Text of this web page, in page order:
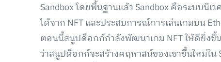
Sandbox โดยพื้นฐานแล้ว Sandbox คือระบบนิ
ได้จาก NFT และประสบการณ์การเล่นเกมบน
ตอนนี้สนูปด็อกก์กำลังพัฒนาเกม NFT ให้ดียิ่งขึ้
ว่าสนูปด็อกก์จะสร้างคฤหาสน์ของเขาขึ้นใหม่ใน